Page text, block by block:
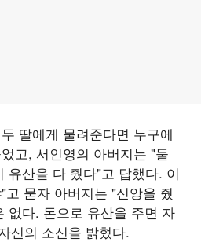
딸에게 물려준다면 누구에
고, 서인영의 아버지는 "둘
유산을 다 줬다"고 답했다. 이
묻자 아버지는 "신앙을 줬
없다. 돈으로 유산을 주면 자
신의 소신을 밝혔다.